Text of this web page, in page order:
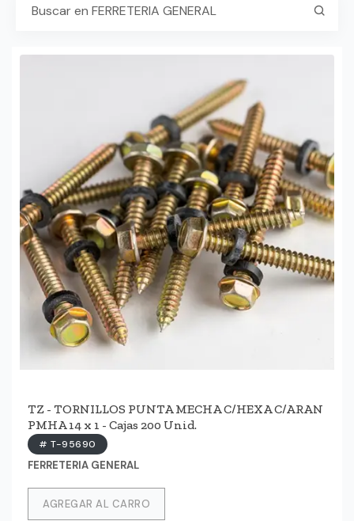
TZ - TORNILLOS PUNTA MECHA C/HEXA C/ARAN
PMHA 14 x 1 - Cajas 200 Unid.
# T-95690
FERRETERIA GENERAL
AGREGAR AL CARRO